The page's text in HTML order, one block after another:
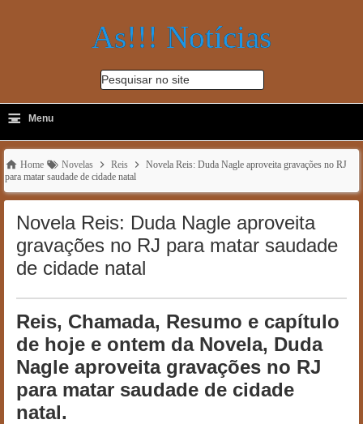
As!!! Notícias
Pesquisar no site
-
≡ Menu
Home Novelas Reis
Novela Reis: Duda Nagle aproveita gravações no RJ
para matar saudade de cidade natal
Novela Reis: Duda Nagle aproveita
gravações no RJ para matar saudade
de cidade natal
Reis, Chamada, Resumo e capítulo
de hoje e ontem da Novela, Duda
Nagle aproveita gravações no RJ
para matar saudade de cidade
natal.